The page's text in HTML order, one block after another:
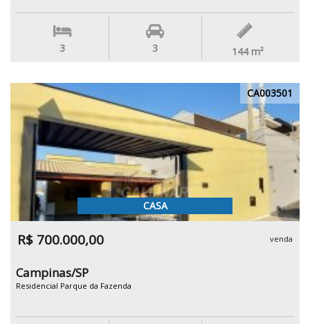
3 3 144 m²
CA003501
CASA
R$ 700.000,00 venda
Campinas/SP
Residencial Parque da Fazenda